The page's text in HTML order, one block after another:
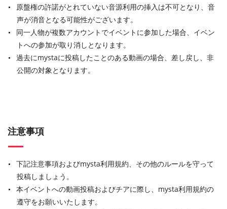
原盤権の許諾がとれていない音源利用の挿入は不可となり、音
声が消音となる可能性がございます。
同一人物が複数アカウントでイベントに参加した場合、イベン
トへの参加が取り消しとなります。
過去にmystaに投稿したことのある動画の場合、差し戻し、非
公開の対象となります。
注意事項
下記注意事項およびmysta利用規約、その他のルールを守って
投稿しましょう。
本イベントへの動画投稿およびチアに際し、mysta利用規約の
遵守をお願いいたします。